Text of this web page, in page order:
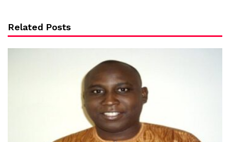
Related Posts